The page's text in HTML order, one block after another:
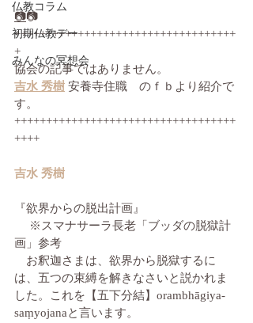
仏教コラム
初期仏教デー
みんなの冥想会
📷📷
+++++++++++++++++++++++++++++++++++
+
協会の記事ではありません。
吉水 秀樹 安養寺住職　のｆｂより紹介で
す。
+++++++++++++++++++++++++++++++++++
++++
吉水 秀樹
『欲界からの脱出計画』
画」参考
お釈迦さまは、欲界から脱獄するに
は、五つの束縛を解きなさいと説かれま
した。これを【五下分結】orambhāgiya-
saṃyojanaと言います。